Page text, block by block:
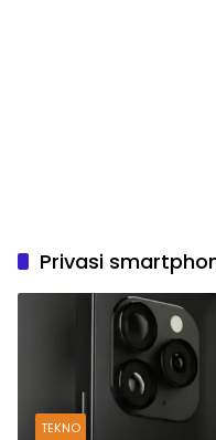
Privasi
TEKNO